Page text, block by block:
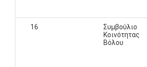
16
Συμβούλιο
Κοινότητας
Βόλου